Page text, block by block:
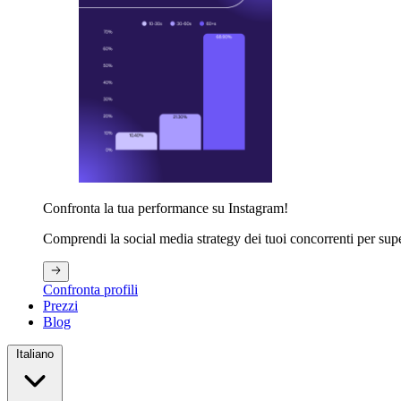
Confronta la tua performance su Instagram!
Comprendi la social media strategy dei tuoi concorrenti per
Confronta profili
Prezzi
Blog